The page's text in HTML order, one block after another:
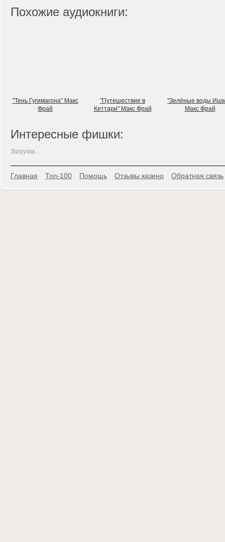
Похожие аудиокниги:
"Тень Гугимагона" Макс
Фрай
"Путешествие в
Кеттари" Макс Фрай
"Зелёные воды
Макс Фрай
Интересные фишки:
Загрузка...
Главная Топ-100 Помощь Отзывы казино Обратная связь